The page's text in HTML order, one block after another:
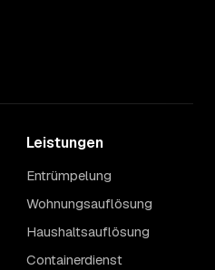
Leistungen
Entrümpelung
Wohnungsauflösung
Haushaltsauflösung
Containerdienst